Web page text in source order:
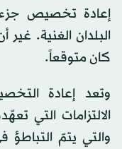
إعادة تخصيص
البلدان الغنية.
كان متوقعاً.
وتعد إعادة
الالتزامات التي
والتي يتمّ التباطؤ